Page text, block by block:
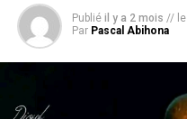
Publié il y a 2 mois // le
Par Pascal Abihona